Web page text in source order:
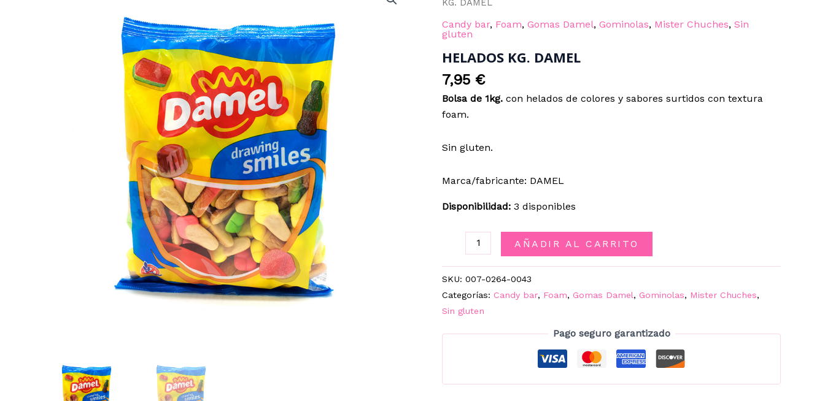
KG. DAMEL
Candy bar, Foam, Gomas Damel, Gominolas, Mister Chuches, Sin
gluten
HELADOS KG. DAMEL
7,95 €
Bolsa de 1kg. con helados de colores y sabores surtidos con textura
foam.
Sin gluten.
Marca/fabricante: DAMEL
Disponibilidad: 3 disponibles
HELADOS
DAMEL
AÑADIR AL CARRITO
SKU: 007-0264-0043
Categorías: Candy bar, Foam, Gomas Damel, Gominolas, Mister Chuches,
Sin gluten
Pago seguro garantizado